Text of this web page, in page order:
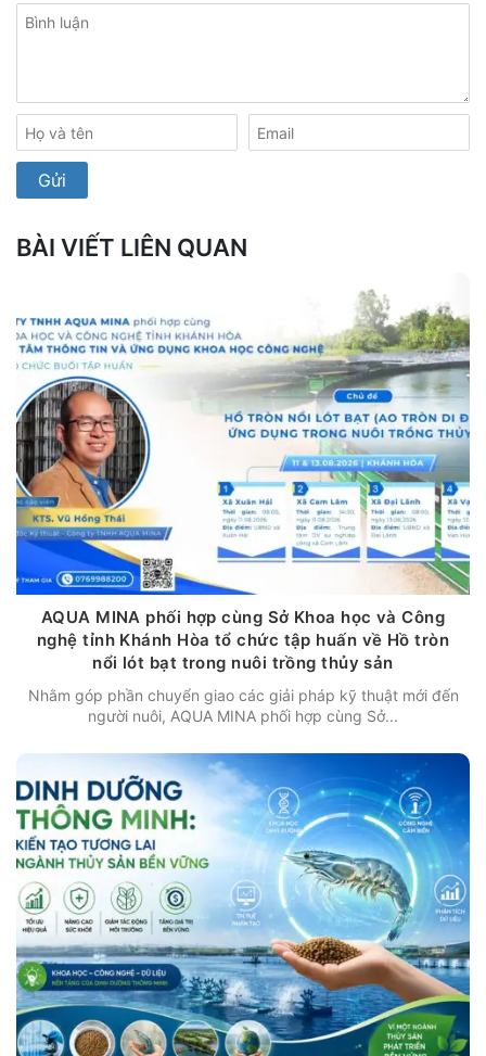
BÀI VIẾT LIÊN QUAN
AQUA MINA phối hợp cùng Sở Khoa học và Công
nghệ tỉnh Khánh Hòa tổ chức tập huấn về Hồ tròn
nổi lót bạt trong nuôi trồng thủy sản
Nhằm góp phần chuyển giao các giải pháp kỹ thuật mới đến
người nuôi, AQUA MINA phối hợp cùng Sở...